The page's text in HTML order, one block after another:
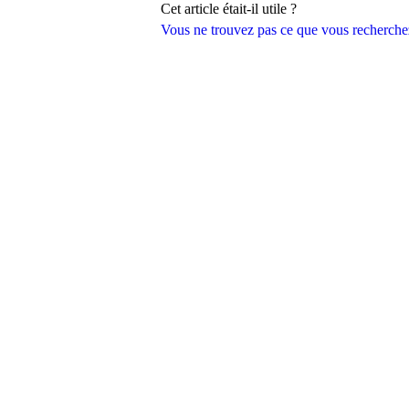
Vous ne trouvez pas ce que vous
Cet article était-il utile ?